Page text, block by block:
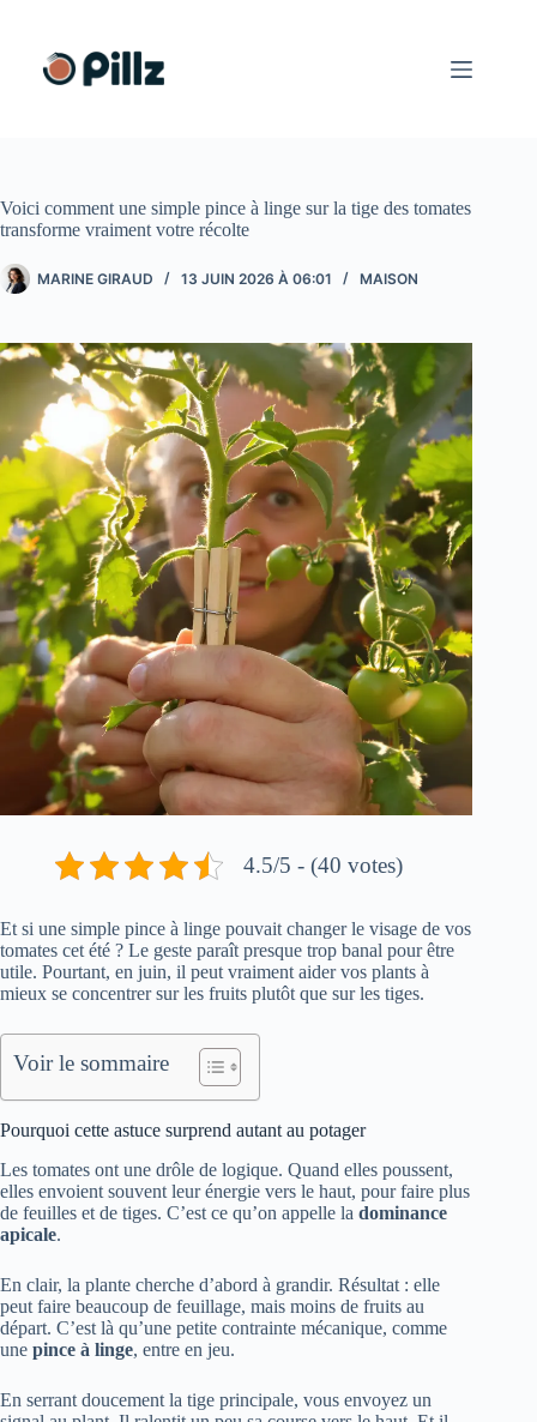
contenu
Voici comment une simple pince à linge sur la tige des tomates
transforme vraiment votre récolte
MARINE GIRAUD 13 JUIN 2026 À 06:01 MAISON
4.5/5 - (40 votes)
Et si une simple pince à linge pouvait changer le visage de vos
tomates cet été ? Le geste paraît presque trop banal pour être
utile. Pourtant, en juin, il peut vraiment aider vos plants à
mieux se concentrer sur les fruits plutôt que sur les tiges.
Voir le sommaire
Pourquoi cette astuce surprend autant au potager
Les tomates ont une drôle de logique. Quand elles poussent,
elles envoient souvent leur énergie vers le haut, pour faire plus
de feuilles et de tiges. C’est ce qu’on appelle la dominance
apicale.
En clair, la plante cherche d’abord à grandir. Résultat : elle
peut faire beaucoup de feuillage, mais moins de fruits au
départ. C’est là qu’une petite contrainte mécanique, comme
une pince à linge, entre en jeu.
En serrant doucement la tige principale, vous envoyez un